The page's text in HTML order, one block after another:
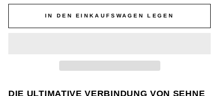
IN DEN EINKAUFSWAGEN LEGEN
DIE ULTIMATIVE VERBINDUNG VON SEHNE